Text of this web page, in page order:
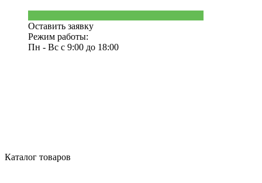
Оставить заявку
Режим работы:
Пн - Вс с 9:00 до 18:00
Каталог товаров